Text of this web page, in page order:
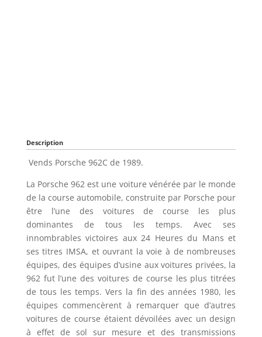
Description
Vends Porsche 962C de 1989.
La Porsche 962 est une voiture vénérée par le monde
de la course automobile, construite par Porsche pour
être l’une des voitures de course les plus
dominantes de tous les temps. Avec ses
innombrables victoires aux 24 Heures du Mans et
ses titres IMSA, et ouvrant la voie à de nombreuses
équipes, des équipes d’usine aux voitures privées, la
962 fut l’une des voitures de course les plus titrées
de tous les temps. Vers la fin des années 1980, les
équipes commencèrent à remarquer que d’autres
voitures de course étaient dévoilées avec un design
à effet de sol sur mesure et des transmissions